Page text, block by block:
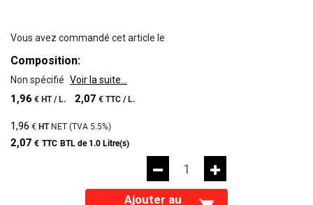
Vous avez commandé cet article le
Composition:
Non spécifié Voir la suite...
1,96 € HT / L. 2,07 € TTC / L.
1,96 € HTNET (TVA 5.5%)
2,07 € TTC BTL de 1.0 Litre(s)
Ajouter au